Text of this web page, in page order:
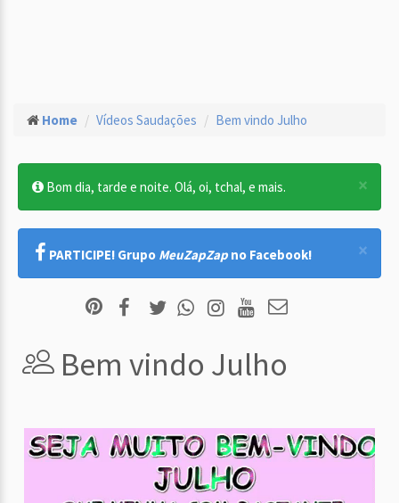
Home Vídeos Saudações Bem vindo Julho
×
Bom dia, tarde e noite. Olá, oi, tchal, e mais.
×
PARTICIPE! Grupo MeuZapZap no Facebook!
Bem vindo Julho